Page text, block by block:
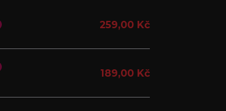
259,00 Kč
189,00 Kč